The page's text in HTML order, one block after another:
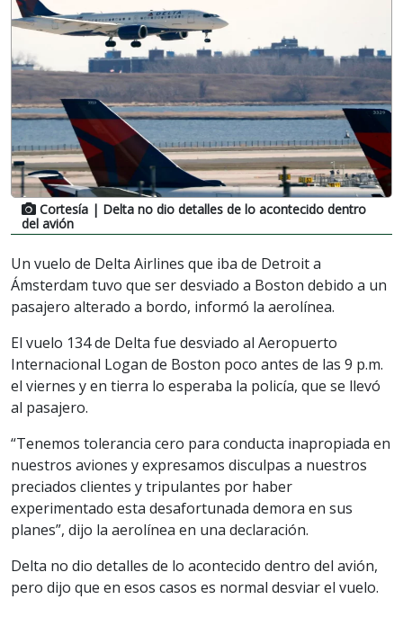
Cortesía | Delta no dio detalles de lo acontecido dentro
del avión
Un vuelo de Delta Airlines que iba de Detroit a
Ámsterdam tuvo que ser desviado a Boston debido a un
pasajero alterado a bordo, informó la aerolínea.
El vuelo 134 de Delta fue desviado al Aeropuerto
Internacional Logan de Boston poco antes de las 9 p.m.
el viernes y en tierra lo esperaba la policía, que se llevó
al pasajero.
“Tenemos tolerancia cero para conducta inapropiada en
nuestros aviones y expresamos disculpas a nuestros
preciados clientes y tripulantes por haber
experimentado esta desafortunada demora en sus
planes”, dijo la aerolínea en una declaración.
Delta no dio detalles de lo acontecido dentro del avión,
pero dijo que en esos casos es normal desviar el vuelo.